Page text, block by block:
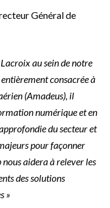
Général de
au sein de notre
consacrée à
(Amadeus), il
numérique et en
du secteur et
pour façonner
nous aidera à relever les
des solutions
»